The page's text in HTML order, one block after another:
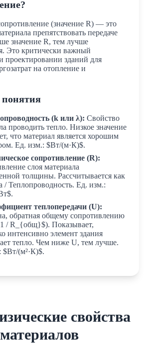
(значение R) — это
препятствовать передаче
значение R, тем лучше
Это критически важный
проектировании зданий для
на отопление и
(k или λ): Свойство
проводить тепло. Низкое значение
что материал является хорошим
Ед. изм.: $Вт/(м·К)$.
сопротивление (R):
слоя материала
толщины. Рассчитывается как
/ Теплопроводность. Ед. изм.:
теплопередачи (U):
обратная общему сопротивлению
/ R_{общ}$). Показывает,
интенсивно элемент здания
тепло. Чем ниже U, тем лучше.
$Вт/(м²·К)$.
свойства
материалов